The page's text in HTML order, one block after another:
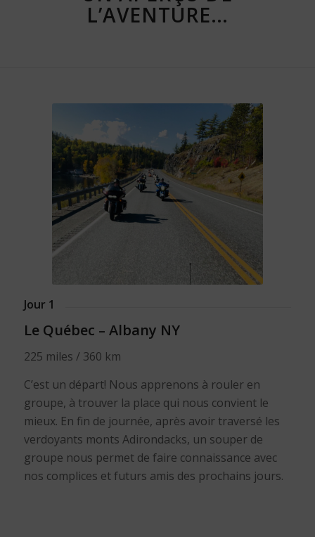
L’AVENTURE…
Jour 1
Le Québec – Albany NY
225 miles / 360 km
C’est un départ! Nous apprenons à rouler en
groupe, à trouver la place qui nous convient le
mieux. En fin de journée, après avoir traversé les
verdoyants monts Adirondacks, un souper de
groupe nous permet de faire connaissance avec
nos complices et futurs amis des prochains jours.